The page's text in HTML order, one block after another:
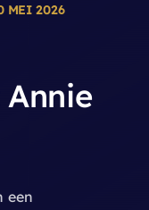
MEI 2026
Annie
een